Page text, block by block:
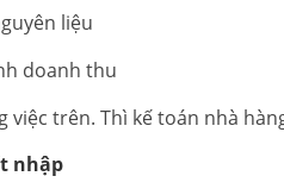
liệu
doanh thu
việc trên. Thì kế toán nhà
nhập